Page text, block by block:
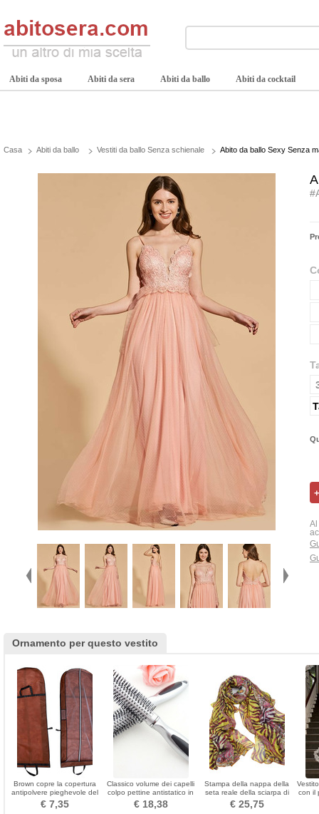
Abiti da sposa Abiti da sera Abiti da ballo Abiti da cocktail
Casa Abiti da ballo Vestiti da ballo Senza schienale Abito da ballo Sexy Senza
Al
Ornamento per questo vestito
Brown copre la copertura
antipolvere pieghevole del
sacchetto antipolvere del
doppio uso del Brown
€ 7,35
Classico volume dei capelli
colpo pettine antistatico in
plastica piccolo specchio &
pettine
€ 18,38
Stampa della nappa della
seta reale della sciarpa di
estate Purple Extra lungo
€ 25,75
con il